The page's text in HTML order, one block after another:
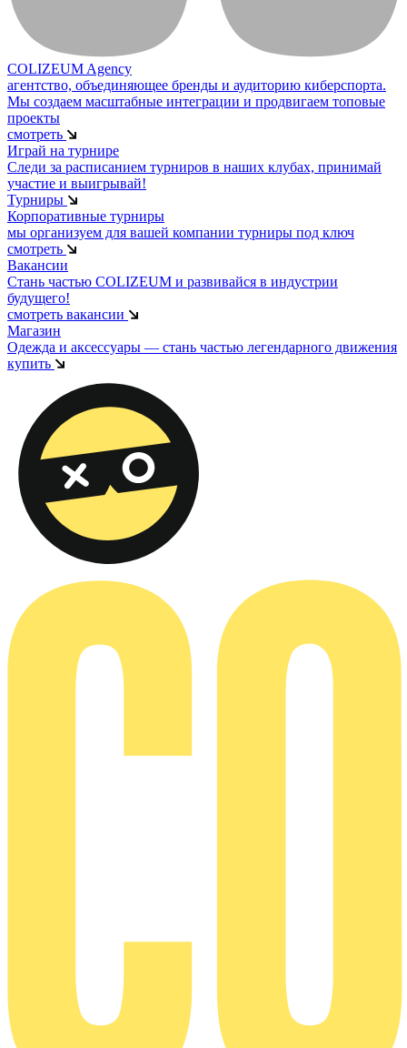
COLIZEUM Agency
агентство, объединяющее бренды и аудиторию киберспорта.
Мы создаем масштабные интеграции и продвигаем топовые
проекты
смотреть
Играй на турнире
Следи за расписанием турниров в наших клубах, принимай
участие и выигрывай!
Турниры
Корпоративные турниры
мы организуем для вашей компании турниры под ключ
смотреть
Вакансии
Стань частью COLIZEUM и развивайся в индустрии
будущего!
смотреть вакансии
Магазин
Одежда и аксессуары — стань частью легендарного движения
купить